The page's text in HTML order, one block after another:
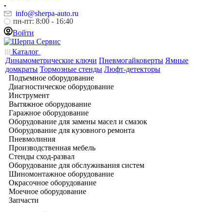
info@sherpa-auto.ru
пн-пт: 8:00 - 16:40
Войти
Каталог
Динамометрические ключи Пневмогайковерты Ямные
домкраты Тормозные стенды Люфт-детекторы
Подъемное оборудование
Диагностическое оборудование
Инструмент
Вытяжное оборудование
Гаражное оборудование
Оборудование для замены масел и смазок
Оборудование для кузовного ремонта
Пневмолиния
Производственная мебель
Стенды сход-развал
Оборудование для обслуживания систем
Шиномонтажное оборудование
Окрасочное оборудование
Моечное оборудование
Запчасти